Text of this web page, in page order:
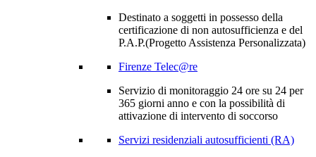
Destinato a soggetti in possesso della
certificazione di non autosufficienza e del
P.A.P.(Progetto Assistenza Personalizzata)
Firenze Telec@re
Servizio di monitoraggio 24 ore su 24 per
365 giorni anno e con la possibilità di
attivazione di intervento di soccorso
Servizi residenziali autosufficienti (RA)